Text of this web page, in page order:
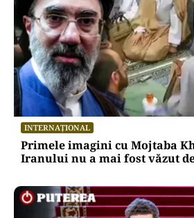
INTERNAȚIONAL
Primele imagini cu Mojtaba
Iranului nu a mai fost văzut